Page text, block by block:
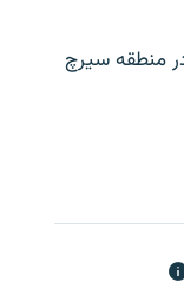
منطقه سیرچ